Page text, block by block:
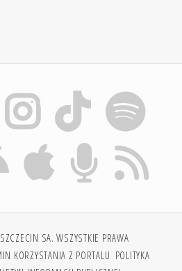
SA. WSZYSTKIE PRAWA
KORZYSTANIA Z PORTALU POLITYKA